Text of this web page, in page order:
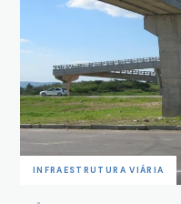
INFRAESTRUTURA VIÁRIA